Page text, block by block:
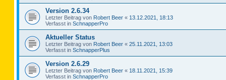
Version 2.6.34
Letzter Beitrag von Robert Beer « 13.12.2021, 18:13
Verfasst in SchnapperPro
Aktueller Status
Letzter Beitrag von Robert Beer « 25.11.2021, 13:03
Verfasst in SchnapperPlus
Version 2.6.29
Letzter Beitrag von Robert Beer « 18.11.2021, 15:39
Verfasst in SchnapperPro